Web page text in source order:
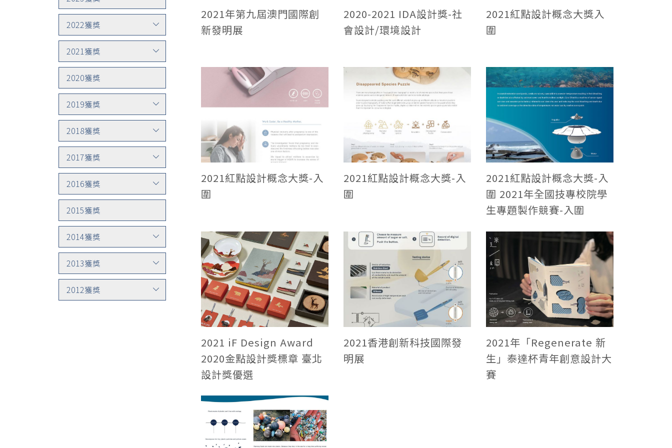
2022獲獎
2021獲獎
2020獲獎
2019獲獎
2018獲獎
2017獲獎
2016獲獎
2015獲獎
2014獲獎
2013獲獎
2012獲獎
2021年第九屆澳門國際創
新發明展
2020-2021 IDA設計獎-社
會設計/環境設計
2021紅點設計概念大獎入
圍
2021紅點設計概念大獎-入
圍
2021紅點設計概念大獎-入
圍
2021紅點設計概念大獎-入
圍 2021年全國技專校院學
生專題製作競賽-入圍
2021 iF Design Award
2020金點設計獎標章 臺北
設計獎優選
2021香港創新科技國際發
明展
2021年「Regenerate 新
生」泰達杯青年創意設計大
賽